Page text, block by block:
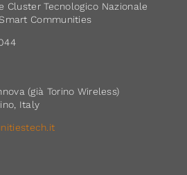
Cluster Tecnologico Nazionale
Communities
(già Torino Wireless)
Italy